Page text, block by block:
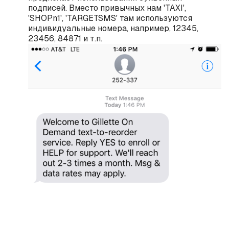
подписей. Вместо привычных нам 'TAXI',
'SHOPn1', 'TARGETSMS' там используются
индивидуальные номера, например, 12345,
23456, 84871 и т.п.